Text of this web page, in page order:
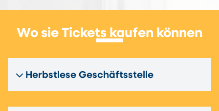
Wo sie Tickets kaufen können
Herbstlese Geschäftsstelle